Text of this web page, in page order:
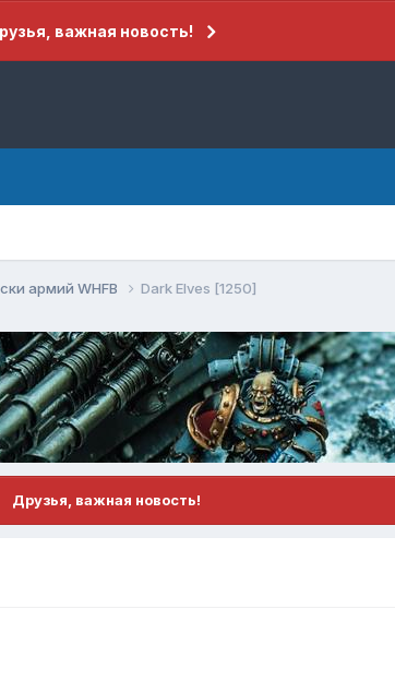
важная новость!
армий WHFB Dark Elves [1250]
Друзья, важная новость!